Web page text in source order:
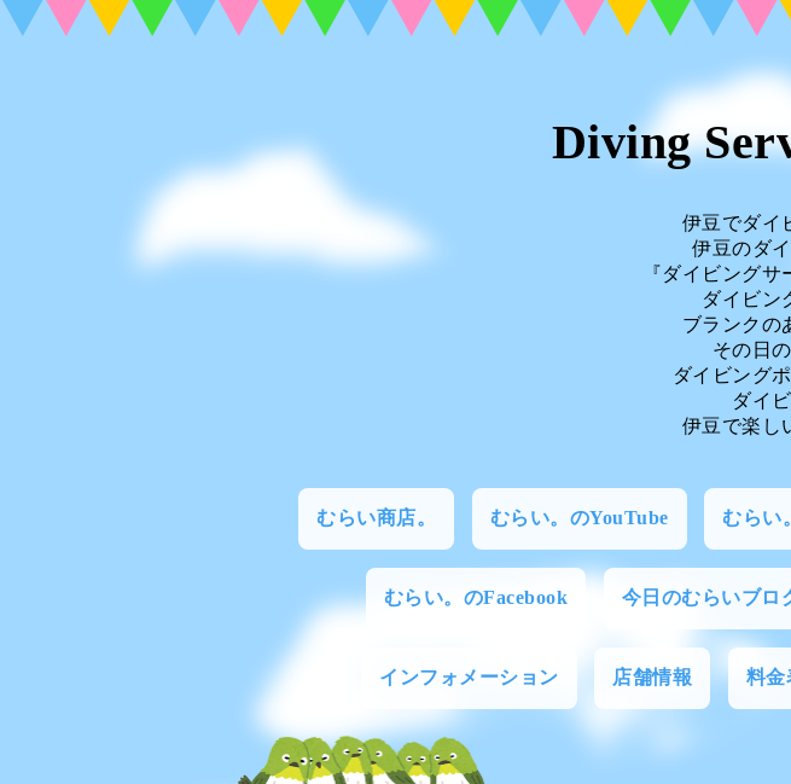
Diving
伊豆でダイ
伊豆のダ
『ダイビングサ
ダイビン
ブランクの
その日
ダイビング
ダイ
伊豆で楽し
むらい商店。 むらい。のYouTube むらい
むらい。のFacebook 今日のむらいブロ
インフォメーション 店舗情報 料金